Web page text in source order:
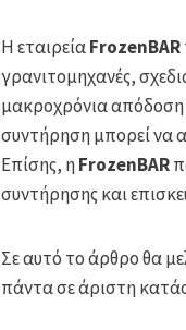
Η εταιρείαFrozenBAR
γρανιτομηχανές,
μακροχρόνια απόδοση
συντήρηση μπορεί να
Επίσης, ηFrozenBAR
συντήρησης και
Σε αυτό το άρθρο θα
πάντα σε άριστη